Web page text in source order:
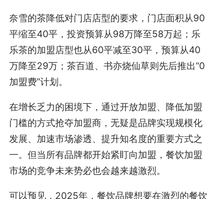
奈雪的茶降低对门店店型的要求，门店面积从90
平缩至40平，投资预算从98万降至58万起；乐
乐茶的加盟店型也从60平减至30平，预算从40
万降至29万；茶百道、书亦烧仙草则先后推出“0
加盟费”计划。
在增长乏力的困境下，通过开放加盟、降低加盟
门槛的方式抢夺加盟商，无疑是品牌实现规模化
发展、加速市场渗透、提升知名度的重要方式之
一。但当所有品牌都开始紧盯向加盟，餐饮加盟
市场的竞争未来势必也会越来越激烈。
可以预见，2025年，餐饮品牌想要在激烈的餐饮